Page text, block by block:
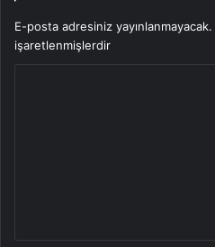
E-posta adresiniz yayınlanmayacak.
işaretlenmişlerdir